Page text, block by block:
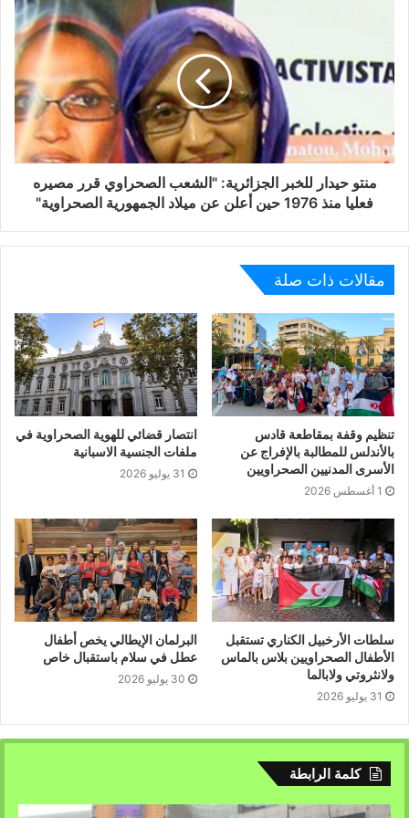
نفس الدورة سنة 1960 لكي تحدد بدقة الخيارات التي يمنحها
حق تقرير المصير وحصرتها في ثلاثة وهي :
أ- الاستقلال
ب-الشراكة مع دولة مستقلة
ج-الانضمام إلى دولة مستقلة
3- نقول لوزير الاحتلال المغربي أن الاستعمار ليس بالواقعي
الإمبراطوريات التي لا تغيب عنها الشمس والاكتشافات
الاستعمارية قد انتهى. ونذكره أن حيازة أراضى الآخرين بالقوة
تهور وحماقة تتنافى مع الواقعية وتعتبر من جرائم الحرب
وبالتالي تمثل خرقا سافرا للمشروعية الدولية وقراراتها وجميع
مواثيقها.
4- ندل وزير خارجية دولة الاحتلال على أن الشعب الصحراوي
موجود ودولته الجمهورية الصحراوية تجسد واقعا وطنيا ، جهويا ،
قاريا ودوليا لا يمكن القفز عليه. وكنا نعتقد أن دروس مالابو
ومابوتو وأبيدجان وطوكيو وبروكسيل ، تكفى معاليه للتحلي
ويخرجه من الورطة العظيمة التي كلفت دولة الاحتلال بيع
السيادة والأرض والعرض.
5- أما فيما يتعلق بالحل السلمي والمتفق عليه أو التوافقي ،
فإنه يجبر المملكة المغربية على التخلي نهائيا عن سياسة
الاحتلال والتوقف عند حدودها الدولية المعترف بها.
6- إن الجمهورية الصحراوية وجبهة البوليساريو طالبتا
بالاستفتاء أثناء الحقبة الاستعمارية الإسبانية باعتبار ؛ أن إسبانيا
وهي القوة المديرة ملزمة بتنظيم استفتاء تقرير المصير طبقا
لميثاق الأمم المتحدة وقراراتها ذات الصلة. وقبول الجمهورية
منتو حيدار للخبر الجزائرية: "الشعب الصحراوي قرر مصيره
فعليا منذ 1976 حين أعلن عن ميلاد الجمهورية الصحراوية"
مقالات ذات صلة
تنظيم وقفة بمقاطعة قادس
بالأندلس للمطالبة بالإفراج عن
الأسرى المدنيين الصحراويين
1 أغسطس 2026
انتصار قضائي للهوية الصحراوية في
ملفات الجنسية الاسبانية
31 يوليو 2026
سلطات الأرخبيل الكناري تستقبل
الأطفال الصحراويين بلاس بالماس
ولانثروتي ولابالما
31 يوليو 2026
البرلمان الإيطالي يخص أطفال
عطل في سلام باستقبال خاص
30 يوليو 2026
كلمة الرابطة